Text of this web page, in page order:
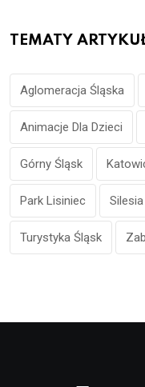
TEMATY
Aglomeracja Śląska
Animacje Dla Dzieci
Górny Śląsk
Park Lisiniec Silesia
Turystyka Śląsk